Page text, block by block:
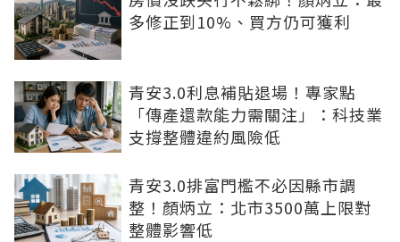
多修正到10%、買方仍可獲利
青安3.0利息補貼退場！專家點
「傳產還款能力需關注」：科技業
支撐整體違約風險低
青安3.0排富門檻不必因縣市調
整！顏炳立：北市3500萬上限對
整體影響低